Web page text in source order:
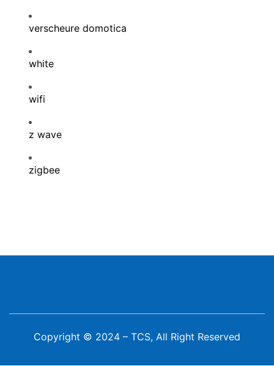
verscheure domotica
white
wifi
z wave
zigbee
Copyright © 2024 – TCS, All Right Reserved